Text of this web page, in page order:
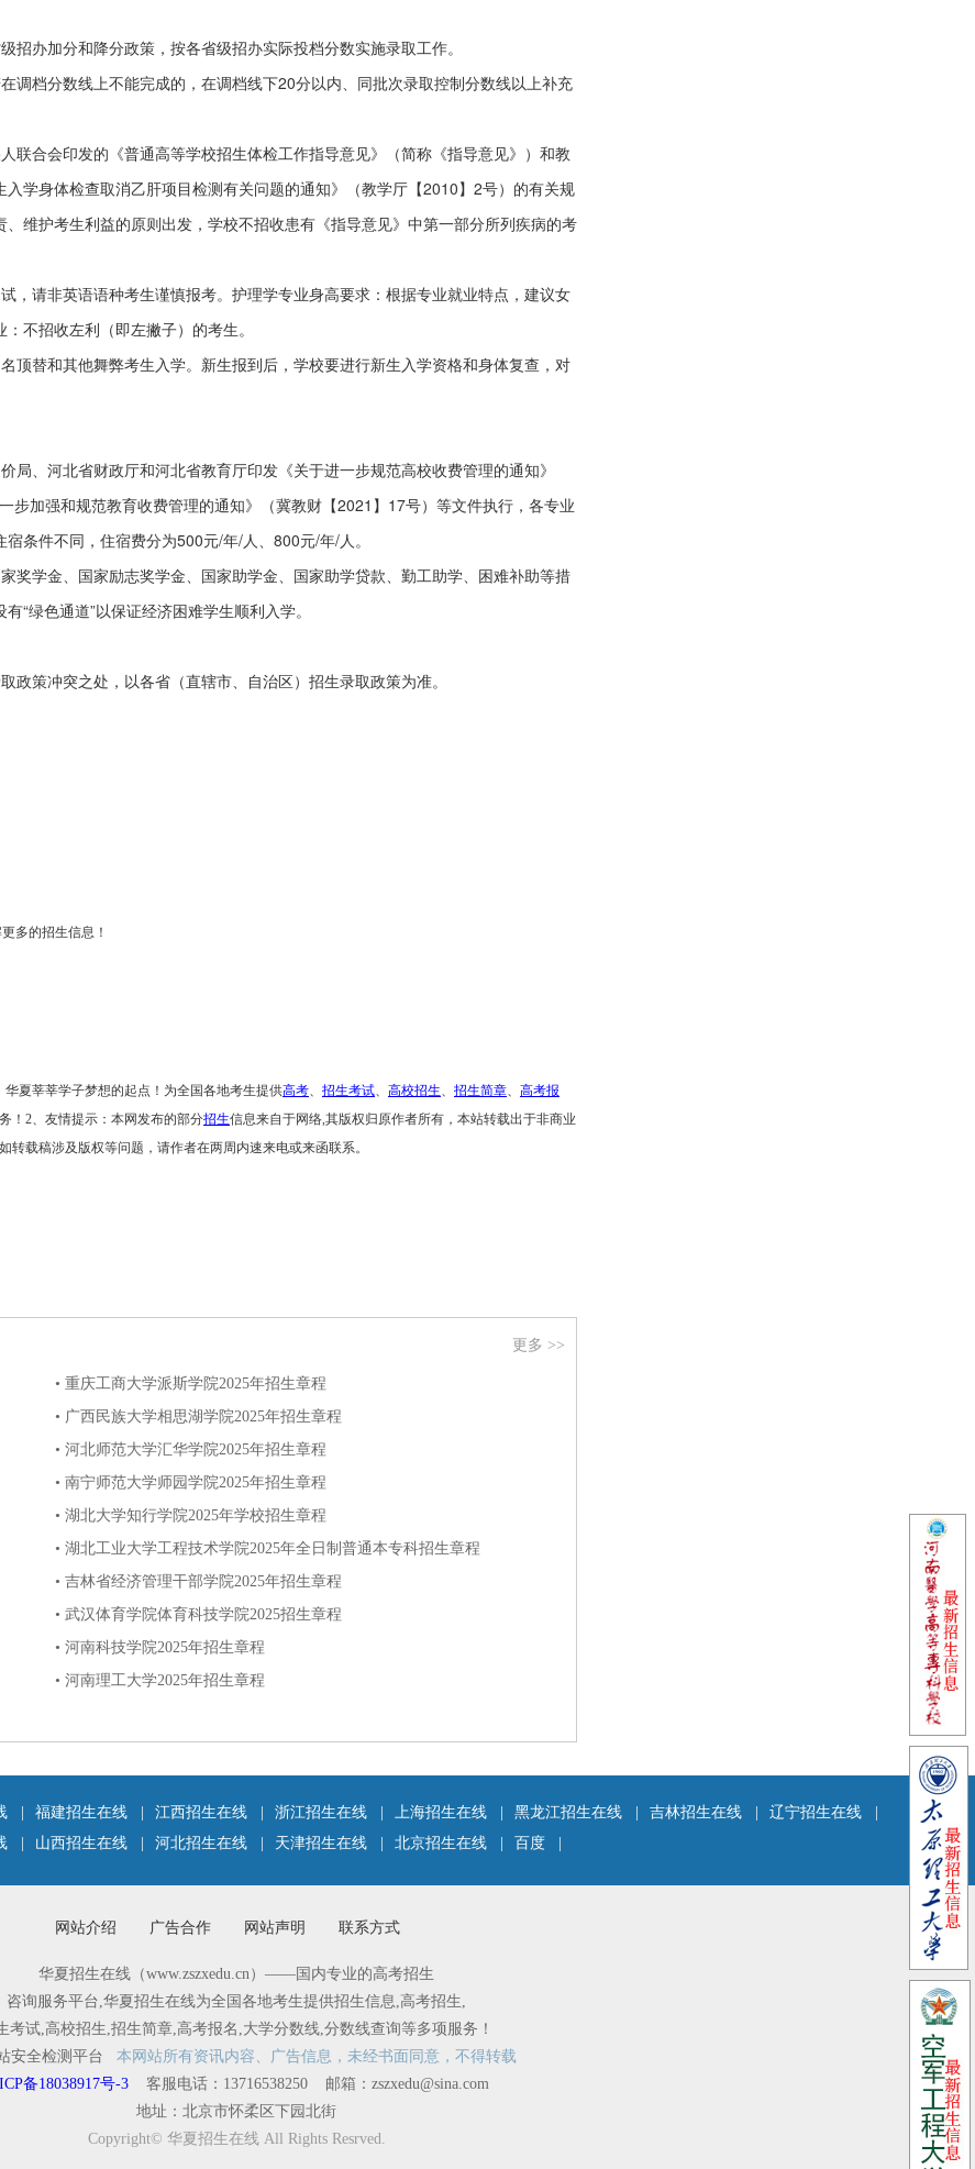
办加分和降分政策，按各省级招办实际投档分数实施录取工作。
调档分数线上不能完成的，在调档线下20分以内、同批次录取控制分数线以上补充
合会印发的《普通高等学校招生体检工作指导意见》（简称《指导意见》）和教
学身体检查取消乙肝项目检测有关问题的通知》（教学厅【2010】2号）的有关规
维护考生利益的原则出发，学校不招收患有《指导意见》中第一部分所列疾病的考
，请非英语语种考生谨慎报考。护理学专业身高要求：根据专业就业特点，建议女
不招收左利（即左撇子）的考生。
顶替和其他舞弊考生入学。新生报到后，学校要进行新生入学资格和身体复查，对
、河北省财政厅和河北省教育厅印发《关于进一步规范高校收费管理的通知》
步加强和规范教育收费管理的通知》（冀教财【2021】17号）等文件执行，各专业
条件不同，住宿费分为500元/年/人、800元/年/人。
奖学金、国家励志奖学金、国家助学金、国家助学贷款、勤工助学、困难补助等措
“绿色通道”以保证经济困难学生顺利入学。
策冲突之处，以各省（直辖市、自治区）招生录取政策为准。
多的招生信息！
华夏莘莘学子梦想的起点！为全国各地考生提供高考、 招生考试、 高校招生、 招生简章、 高考报
！ 2、友情提示：本网发布的部分招生信息来自于网络,其版权归原作者所有，本站转载出于非商业
载稿涉及版权等问题，请作者在两周内速来电或来函联系。
更多 >>
• 重庆工商大学派斯学院2025年招生章程
• 广西民族大学相思湖学院2025年招生章程
• 河北师范大学汇华学院2025年招生章程
• 南宁师范大学师园学院2025年招生章程
• 湖北大学知行学院2025年学校招生章程
• 湖北工业大学工程技术学院2025年全日制普通本专科招生章程
• 吉林省经济管理干部学院2025年招生章程
• 武汉体育学院体育科技学院2025招生章程
• 河南科技学院2025年招生章程
• 河南理工大学2025年招生章程
| 福建招生在线| 江西招生在线| 浙江招生在线| 上海招生在线| 黑龙江招生在线| 吉林招生在线| 辽宁招生在线|
| 山西招生在线| 河北招生在线| 天津招生在线| 北京招生在线| 百度|
网站介绍 广告合作 网站声明 联系方式
华夏招生在线（www.zszxedu.cn）——国内专业的高考招生
咨询服务平台,华夏招生在线为全国各地考生提供招生信息,高考招生,
考试,高校招生,招生简章,高考报名,大学分数线,分数线查询等多项服务！
安全检测平台 本网站所有资讯内容、广告信息，未经书面同意，不得转载
备18038917号-3
客服电话：13716538250 邮箱：zszxedu@sina.com
地址：北京市怀柔区下园北街
Copyright© 华夏招生在线 All Rights Resrved.